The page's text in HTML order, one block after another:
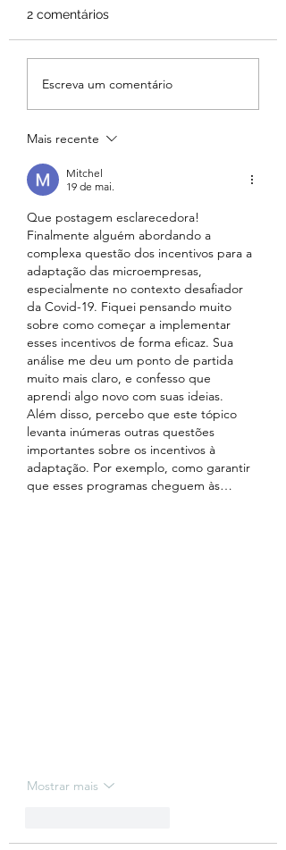
2 comentários
Escreva um comentário
Mais recente
Mitchel
19 de mai.
Que postagem esclarecedora!
Finalmente alguém abordando a
complexa questão dos incentivos para a
adaptação das microempresas,
especialmente no contexto desafiador
da Covid-19. Fiquei pensando muito
sobre como começar a implementar
esses incentivos de forma eficaz. Sua
análise me deu um ponto de partida
muito mais claro, e confesso que
aprendi algo novo com suas ideias.
Além disso, percebo que este tópico
levanta inúmeras outras questões
importantes sobre os incentivos à
adaptação. Por exemplo, como garantir
que esses programas cheguem às…
Mostrar mais